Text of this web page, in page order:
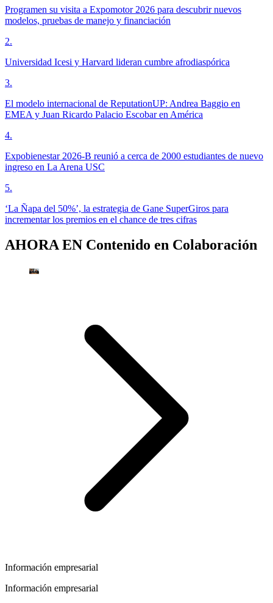
Programen su visita a Expomotor 2026 para descubrir nuevos
modelos, pruebas de manejo y financiación
2.
Universidad Icesi y Harvard lideran cumbre afrodiaspórica
3.
El modelo internacional de ReputationUP: Andrea Baggio en
EMEA y Juan Ricardo Palacio Escobar en América
4.
Expobienestar 2026-B reunió a cerca de 2000 estudiantes de nuevo
ingreso en La Arena USC
5.
‘La Ñapa del 50%’, la estrategia de Gane SuperGiros para
incrementar los premios en el chance de tres cifras
AHORA EN Contenido en Colaboración
Información empresarial
Información empresarial